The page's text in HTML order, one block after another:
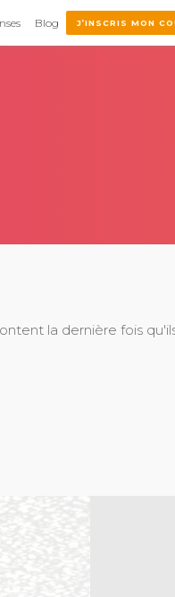
Blog J’INSCRIS MON
la dernière fois